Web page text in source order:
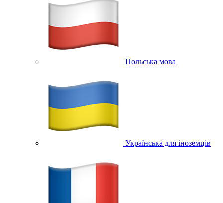
Польська мова
Українська для іноземців